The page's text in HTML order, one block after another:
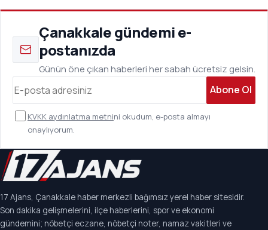
Çanakkale gündemi e-
postanızda
Günün öne çıkan haberleri her sabah ücretsiz gelsin.
Abone Ol
KVKK aydınlatma metnini okudum, e-posta almayı
onaylıyorum.
17 Ajans, Çanakkale haber merkezli bağımsız yerel haber sitesidir.
Son dakika gelişmelerini, ilçe haberlerini, spor ve ekonomi
gündemini; nöbetçi eczane, nöbetçi noter, namaz vakitleri ve